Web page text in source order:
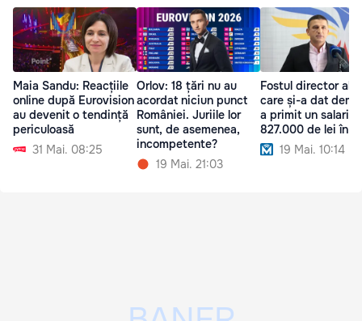
Maia Sandu: Reacțiile
online după Eurovision
au devenit o tendință
periculoasă
31 Mai. 08:25
Orlov: 18 țări nu au
acordat niciun punct
României. Juriile lor
sunt, de asemenea,
incompetente?
19 Mai. 21:03
Fostul director al
care și-a dat
a primit un salariu
827.000 de lei în
19 Mai. 10:14